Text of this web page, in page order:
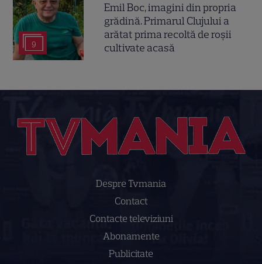
9
Emil Boc, imagini din propria
grădină. Primarul Clujului a
arătat prima recoltă de roșii
cultivate acasă
Despre Tvmania
Contact
Contacte televiziuni
Abonamente
Publicitate